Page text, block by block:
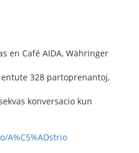
en Café AIDA, Währinger
328 partoprenantoj,
konversacio kun
A%C5%ADstrio